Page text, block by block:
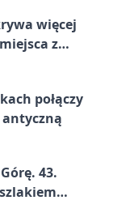
więcej
z
połączy
43.